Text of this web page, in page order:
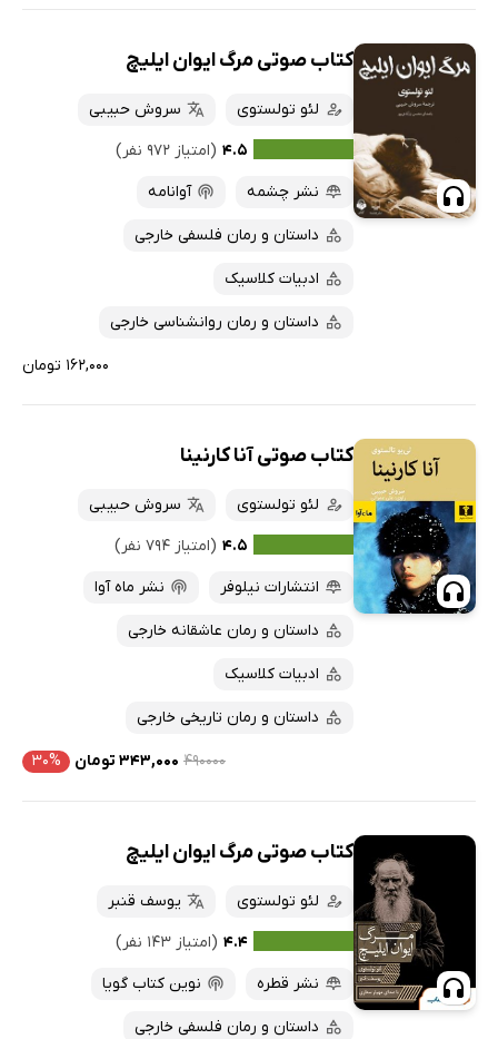
کتاب صوتی مرگ ایوان ایلیچ
لئو تولستوی
سروش حبیبی
۴.۵ (امتیاز ۹۷۲ نفر)
نشر چشمه
آوانامه
داستان و رمان فلسفی خارجی
ادبیات کلاسیک
داستان و رمان روانشناسی خارجی
۱۶۲,۰۰۰ تومان
کتاب صوتی آنا کارنینا
لئو تولستوی
سروش حبیبی
۴.۵ (امتیاز ۷۹۴ نفر)
انتشارات نیلوفر
نشر ماه آوا
داستان و رمان عاشقانه خارجی
ادبیات کلاسیک
داستان و رمان تاریخی خارجی
۴۹۰۰۰۰ ۳۴۳,۰۰۰ تومان ۳۰%
کتاب صوتی مرگ ایوان ایلیچ
لئو تولستوی
یوسف قنبر
۴.۴ (امتیاز ۱۴۳ نفر)
نشر قطره
نوین کتاب گویا
داستان و رمان فلسفی خارجی